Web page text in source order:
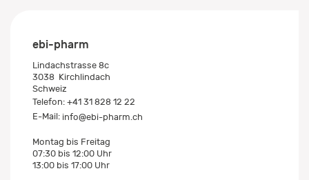
ebi-pharm
Lindachstrasse 8c
3038 Kirchlindach
Schweiz
Telefon: +41 31 828 12 22
E-Mail: info@ebi-pharm.ch
Montag bis Freitag
07:30 bis 12:00 Uhr
13:00 bis 17:00 Uhr